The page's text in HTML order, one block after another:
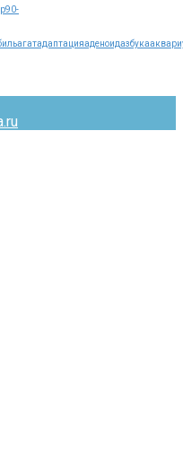
90-
агатадаптацияаденоидазбука